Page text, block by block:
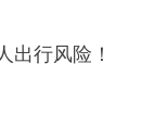
出行风险！